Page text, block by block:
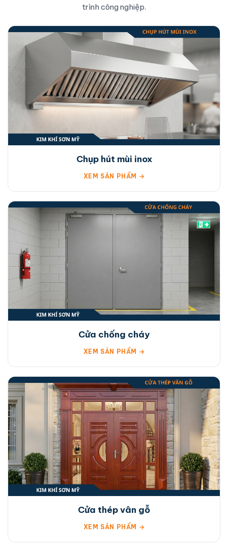
trình công nghiệp.
Chụp hút mùi inox
XEM SẢN PHẨM →
Cửa chống cháy
XEM SẢN PHẨM →
Cửa thép vân gỗ
XEM SẢN PHẨM →